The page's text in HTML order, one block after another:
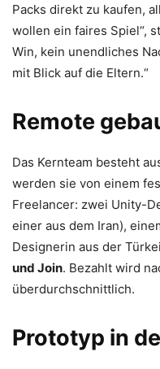
Packs direkt zu kaufen,
wollen ein faires Spiel“,
Win, kein unendliches
mit Blick auf die Eltern.“
Remote
Das Kernteam besteht
werden sie von einem
Freelancer: zwei Unity-
einer aus dem Iran),
Designerin aus der
und Join. Bezahlt wird
überdurchschnittlich.
Prototyp in